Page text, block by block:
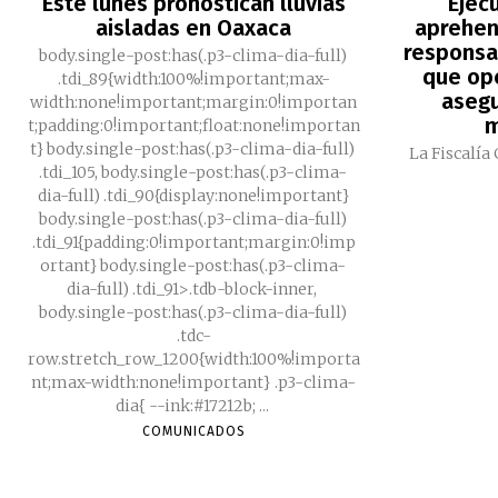
aisladas en Oaxaca
body.single-post:has(.p3-clima-dia-full)
.tdi_89{width:100%!important;max-
width:none!important;margin:0!importan
t;padding:0!important;float:none!importan
t} body.single-post:has(.p3-clima-dia-full)
.tdi_105, body.single-post:has(.p3-clima-
dia-full) .tdi_90{display:none!important}
body.single-post:has(.p3-clima-dia-full)
.tdi_91{padding:0!important;margin:0!imp
ortant} body.single-post:has(.p3-clima-
dia-full) .tdi_91>.tdb-block-inner,
body.single-post:has(.p3-clima-dia-full)
.tdc-
row.stretch_row_1200{width:100%!importa
nt;max-width:none!important} .p3-clima-
dia{ --ink:#17212b; ...
COMUNICADOS
que
La Fiscalía